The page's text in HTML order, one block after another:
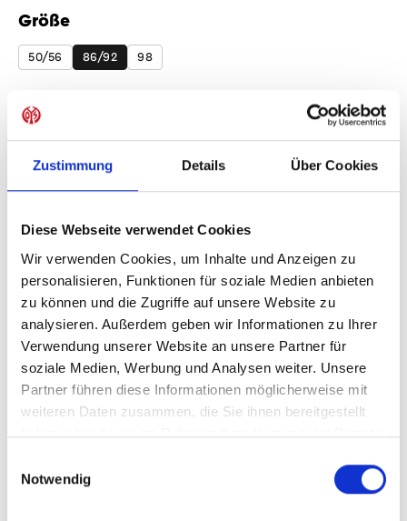
Zustimmung Details Über Cookies
Diese Webseite verwendet Cookies
Wir verwenden Cookies, um Inhalte und Anzeigen zu
personalisieren, Funktionen für soziale Medien anbieten
zu können und die Zugriffe auf unsere Website zu
analysieren. Außerdem geben wir Informationen zu Ihrer
Verwendung unserer Website an unsere Partner für
soziale Medien, Werbung und Analysen weiter. Unsere
Partner führen diese Informationen möglicherweise mit
weiteren Daten zusammen, die Sie ihnen bereitgestellt
haben oder die sie im Rahmen Ihrer Nutzung der Dienste
Notwendig
Größe
auswählen
50/56 86/92 98
Produkt Anzahl: Gib den gewünschten
Anzahl
Sofort verfügbar, Lieferzeit: 1-3 Tage
Produktdetails
ÄHNLICHE PRODUKTE